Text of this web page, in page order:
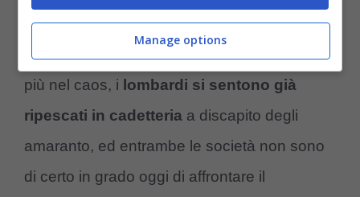
Il campionato potrebbe così andare ancora
più nel caos, i lombardi si sentono già
ripescati in cadetteria a discapito degli
amaranto, ed entrambe le società non sono
di certo in grado oggi di affrontare il
Manage options